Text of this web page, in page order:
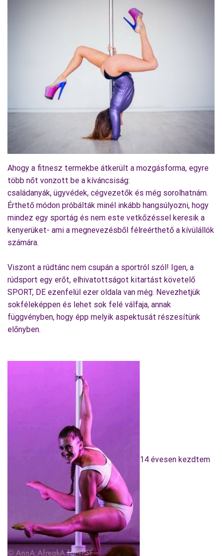
Ahogy a fitnesz termekbe átkerült a mozgásforma, egyre
több nőt vonzott be a kíváncsiság:
családanyák, ügyvédek, cégvezetők és még sorolhatnám.
Érthető módon próbálták minél inkább hangsúlyozni, hogy
mindez egy sportág és nem este vetkőzéssel keresik a
kenyerüket- ami a megnevezésből félreérthető a kívülállók
számára.
Viszont a rúdtánc nem csupán a sportról szól! Igen, a
rúdsport egy erőt, elhivatottságot kitartást követelő
SPORT, DE ezenfelül ezer oldala van még. Nevezhetjük
sokféleképpen és lehet sok felé válfaja, annak
függvényben, hogy épp melyik aspektusát részesítünk
előnyben.
14 évesen kezdtem